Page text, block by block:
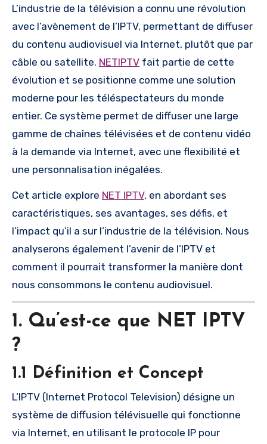
L’industrie de la télévision a connu une révolution
avec l’avènement de l’IPTV, permettant de diffuser
du contenu audiovisuel via Internet, plutôt que par
câble ou satellite. NETIPTV fait partie de cette
évolution et se positionne comme une solution
moderne pour les téléspectateurs du monde
entier. Ce système permet de diffuser une large
gamme de chaînes télévisées et de contenu vidéo
à la demande via Internet, avec une flexibilité et
une personnalisation inégalées.
Cet article explore NET IPTV, en abordant ses
caractéristiques, ses avantages, ses défis, et
l’impact qu’il a sur l’industrie de la télévision. Nous
analyserons également l’avenir de l’IPTV et
comment il pourrait transformer la manière dont
nous consommons le contenu audiovisuel.
1. Qu’est-ce que NET IPTV
?
1.1 Définition et Concept
L’IPTV (Internet Protocol Television) désigne un
système de diffusion télévisuelle qui fonctionne
via Internet, en utilisant le protocole IP pour